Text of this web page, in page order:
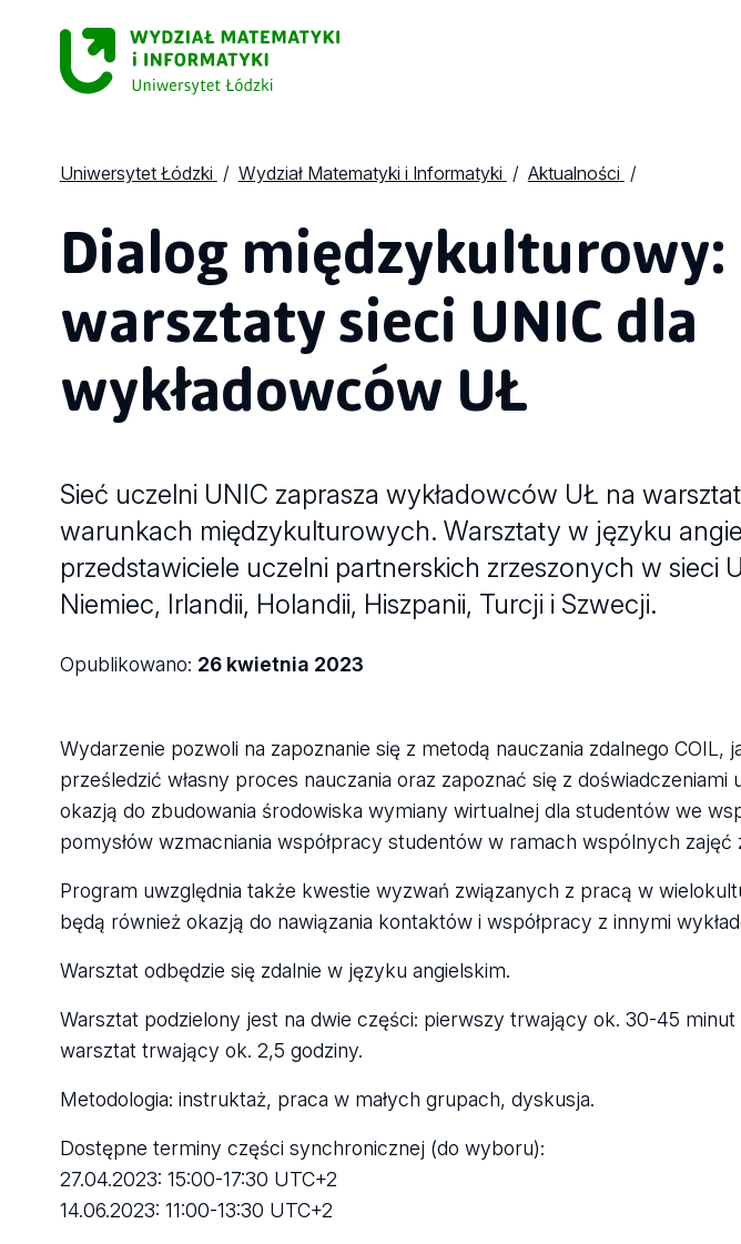
Uniwersytet Łódzki Wydział Matematyki i Informatyki Aktualności
Dialog międzykulturowy:
warsztaty sieci UNIC dla
wykładowców UŁ
Sieć uczelni UNIC zaprasza wykładowców UŁ na
warunkach międzykulturowych. Warsztaty w języku
przedstawiciele uczelni partnerskich zrzeszonych w sieci
Niemiec, Irlandii, Holandii, Hiszpanii, Turcji i Szwecji.
Opublikowano: 26 kwietnia 2023
Wydarzenie pozwoli na zapoznanie się z metodą nauczania zdalnego
prześledzić własny proces nauczania oraz zapoznać się z
okazją do zbudowania środowiska wymiany wirtualnej dla studentów we
pomysłów wzmacniania współpracy studentów w ramach wspólnych zajęć
Program uwzględnia także kwestie wyzwań związanych z pracą w
będą również okazją do nawiązania kontaktów i współpracy z innymi
Warsztat odbędzie się zdalnie w języku angielskim.
Warsztat podzielony jest na dwie części: pierwszy trwający ok. 30-45
warsztat trwający ok. 2,5 godziny.
Metodologia: instruktaż, praca w małych grupach, dyskusja.
Dostępne terminy części synchronicznej (do wyboru):
27.04.2023: 15:00-17:30 UTC+2
14.06.2023: 11:00-13:30 UTC+2